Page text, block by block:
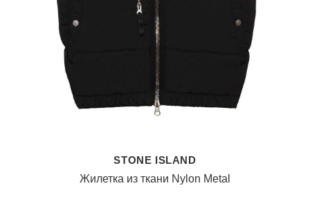
STONE ISLAND
Жилетка из ткани Nylon Metal